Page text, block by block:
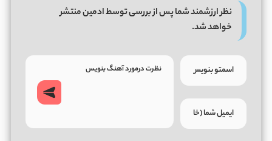
نظر ارزشمند شما پس از بررسی توسط ادمین منتشر
خواهد شد.